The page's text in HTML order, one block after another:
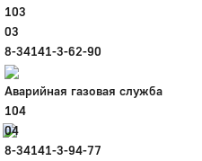
Город
Глазов
Официальный портал
муниципального
образования
История
103
03
8-34141-3-62-90
Аварийная газовая служба
104
04
8-34141-3-94-77